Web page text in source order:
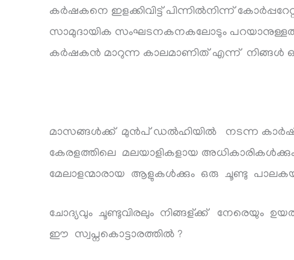
കർഷകനെ ഇളക്കിവിട്ട് പിന്നിൽനിന്ന്
സാമുദായിക സംഘടനകനകലോടും പറയാനുള്ളത്
കർഷകൻ മാറുന്ന കാലമാണിത് എന്ന് നിങ്ങൾ
മാസങ്ങൾക്ക് മുൻപ് ഡൽഹിയിൽ നടന്ന കാർഷിക
കേരളത്തിലെ മലയാളികളായ
മേലാളന്മാരായ ആളുകൾക്കും ഒരു ചൂണ്ടു
ചോദ്യവും ചൂണ്ടുവിരലും നിങ്ങള്ക്ക് നേരെയും
ഈ സ്വപ്നകൊട്ടാരത്തിൽ ?